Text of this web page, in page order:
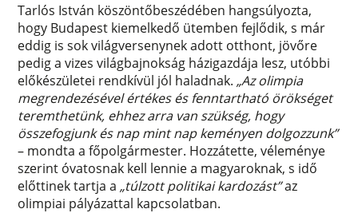
Tarlós István köszöntőbeszédében hangsúlyozta,
hogy Budapest kiemelkedő ütemben fejlődik, s már
eddig is sok világversenynek adott otthont, jövőre
pedig a vizes világbajnokság házigazdája lesz, utóbbi
előkészületei rendkívül jól haladnak.„Az olimpia
megrendezésével értékes és fenntartható örökséget
teremthetünk, ehhez arra van szükség, hogy
összefogjunk és nap mint nap keményen dolgozzunk”
– mondta a főpolgármester. Hozzátette, véleménye
szerint óvatosnak kell lennie a magyaroknak, s idő
előttinek tartja a„túlzott politikai kardozást”az
olimpiai pályázattal kapcsolatban.